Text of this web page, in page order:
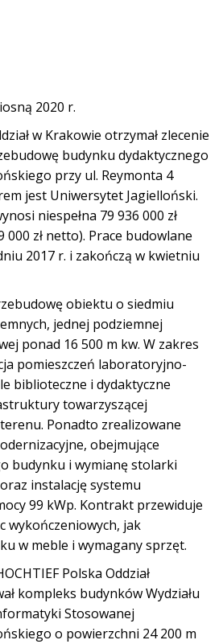
2020 r.
w Krakowie otrzymał zlecenie
budynku dydaktycznego
przy ul. Reymonta 4
jest Uniwersytet Jagielloński.
niespełna 79 936 000 zł
zł netto). Prace budowlane
2017 r. i zakończą w kwietniu
obiektu o siedmiu
jednej podziemnej
ponad 16 500 m kw. W zakres
pomieszczeń laboratoryjno-
biblioteczne i dydaktyczne
towarzyszącej
Ponadto zrealizowane
obejmujące
budynku i wymianę stolarki
instalację systemu
99 kWp. Kontrakt przewiduje
wykończeniowych, jak
w meble i wymagany sprzęt.
Polska Oddział
kompleks budynków Wydziału
Stosowanej
o powierzchni 24 200 m